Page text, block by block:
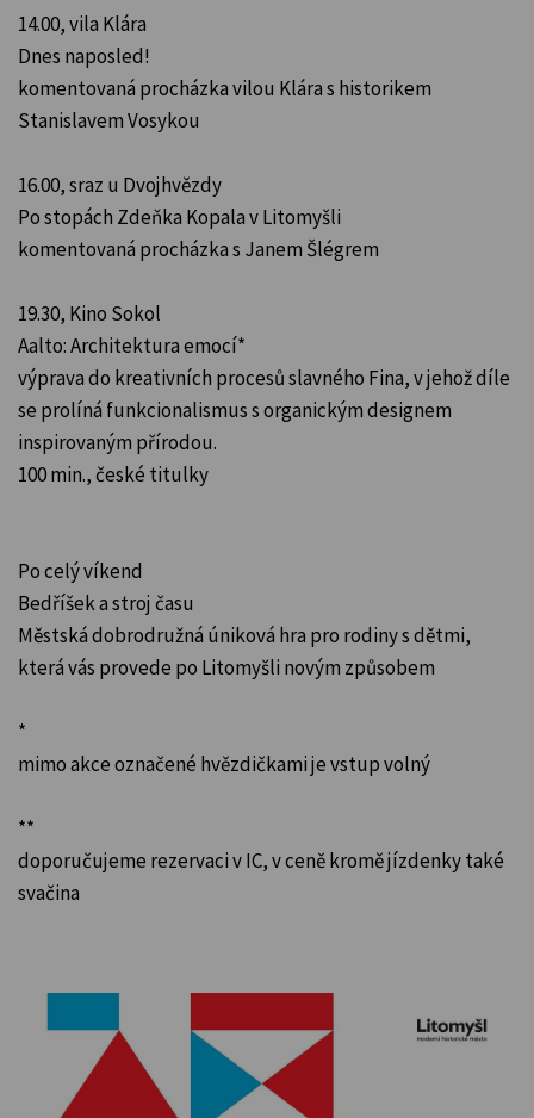
14.00, vila Klára
Dnes naposled!
komentovaná procházka vilou Klára s historikem
Stanislavem Vosykou
16.00, sraz u Dvojhvězdy
Po stopách Zdeňka Kopala v Litomyšli
komentovaná procházka s Janem Šlégrem
19.30, Kino Sokol
Aalto: Architektura emocí*
výprava do kreativních procesů slavného Fina, v jehož díle
se prolíná funkcionalismus s organickým designem
inspirovaným přírodou.
100 min., české titulky
Po celý víkend
Bedříšek a stroj času
Městská dobrodružná úniková hra pro rodiny s dětmi,
která vás provede po Litomyšli novým způsobem
*
mimo akce označené hvězdičkami je vstup volný
**
doporučujeme rezervaci v IC, v ceně kromě jízdenky také
svačina